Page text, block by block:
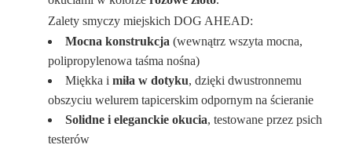
Zalety smyczy miejskich DOG AHEAD:
Mocna konstrukcja (wewnątrz wszyta mocna,
polipropylenowa taśma nośna)
Miękka imiła w dotyku, dzięki dwustronnemu
obszyciu welurem tapicerskim odpornym na ścieranie
Solidne i eleganckie okucia, testowane przez psich
testerów